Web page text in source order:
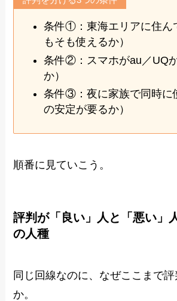
条件①：東海エリアに住ん
もそも使えるか）
条件②：スマホがau／UQ
か）
条件③：夜に家族で同時に
の安定が要るか）
順番に見ていこう。
評判が「良い」人と「悪い」
の人種
同じ回線なのに、なぜここまで
か。